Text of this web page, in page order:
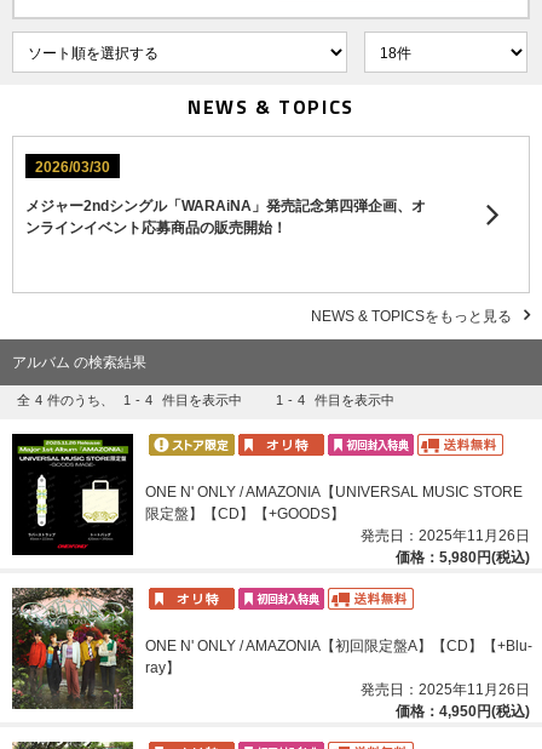
NEWS & TOPICS
2026/03/30
メジャー2ndシングル「WARAiNA」発売記念第四弾企画、オ
ンラインイベント応募商品の販売開始！
NEWS & TOPICSをもっと見る
アルバム の検索結果
全 4 件のうち、 1 - 4 件目を表示中 1 - 4 件目を表示中
ONE N' ONLY / AMAZONIA【UNIVERSAL MUSIC STORE
限定盤】【CD】【+GOODS】
発売日：2025年11月26日
価格：5,980円(税込)
ONE N' ONLY / AMAZONIA【初回限定盤A】【CD】【+Blu-
ray】
発売日：2025年11月26日
価格：4,950円(税込)